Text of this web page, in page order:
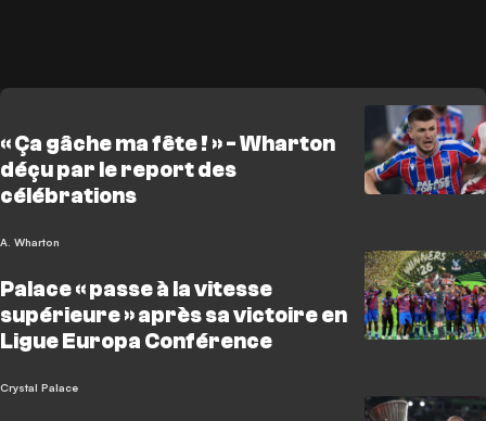
« Ça gâche ma fête ! » - Wharton
déçu par le report des
célébrations
A. Wharton
Palace « passe à la vitesse
supérieure » après sa victoire en
Ligue Europa Conférence
Crystal Palace